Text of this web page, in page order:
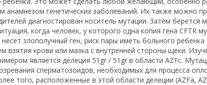
анамнезом генетических заболеваний. Их также можно
диагностирован носитель мутации. Затем берется
когда человек, у которого одна копия гена CFTR
злополучный ген, риск пары иметь больного ребенка
взятия крови или мазка с внутренней стороны щеки.
является делеция 51gr / 51gr в области AZFc.
сперматозоидов, необходимых для процесса
того, расположенные в этой области делеции (AZFa,